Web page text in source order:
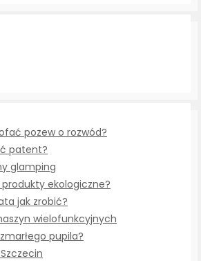
pozew o rozwód?
patent?
glamping
ekologiczne?
jak zrobić?
wielofunkcyjnych
pupila?